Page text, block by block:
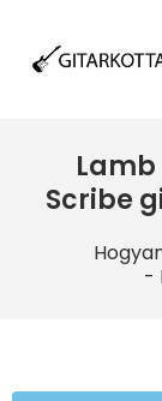
Lamb
Scribe
-